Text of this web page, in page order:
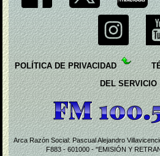
POLÍTICA DE PRIVACIDAD
DEL SERVICIO
Arca Razón Social: Pascual Alejandro
F883 - 601000 - "EMISIÓN Y